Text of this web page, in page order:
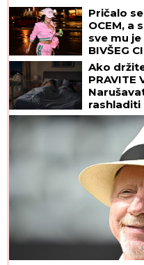
Pričalo
OCEM, a
sve mu je
BIVŠEG
(VIDEO)
Ako
PRAVITE
rashladiti
koristi, a